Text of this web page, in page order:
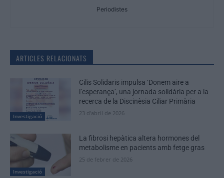
Periodistes
ARTICLES RELACIONATS
Investigació
Cilis Solidaris impulsa ‘Donem aire a
l’esperança’, una jornada solidària per a la
recerca de la Discinèsia Ciliar Primària
23 d'abril de 2026
Investigació
La fibrosi hepàtica altera hormones del
metabolisme en pacients amb fetge gras
25 de febrer de 2026